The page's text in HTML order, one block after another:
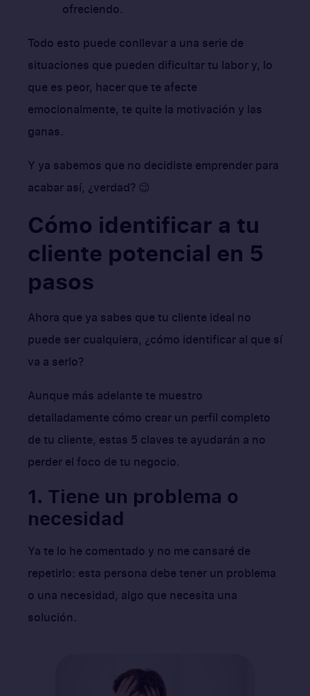
ofreciendo.
Todo esto puede conllevar a una serie de
situaciones que pueden dificultar tu labor y, lo
que es peor, hacer que te afecte
emocionalmente, te quite la motivación y las
ganas.
Y ya sabemos que no decidiste emprender para
acabar así, ¿verdad? 😉
Cómo identificar a tu
cliente potencial en 5
pasos
Ahora que ya sabes que tu cliente ideal no
puede ser cualquiera, ¿cómo identificar al que sí
va a serlo?
Aunque más adelante te muestro
detalladamente cómo crear un perfil completo
de tu cliente, estas 5 claves te ayudarán a no
perder el foco de tu negocio.
1. Tiene un problema o
necesidad
Ya te lo he comentado y no me cansaré de
repetirlo: esta persona debe tener un problema
o una necesidad, algo que necesita una
solución.